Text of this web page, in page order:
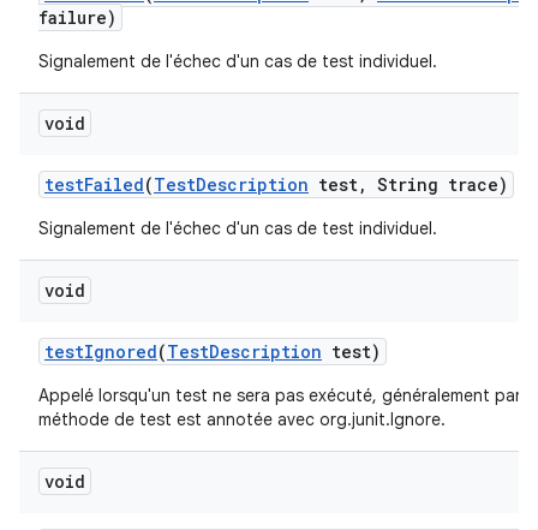
failure)
Signalement de l'échec d'un cas de test individuel.
void
testFailed(TestDescription test, String trace)
Signalement de l'échec d'un cas de test individuel.
void
testIgnored(TestDescription test)
Appelé lorsqu'un test ne sera pas exécuté, généralement
méthode de test est annotée avec org.junit.Ignore.
void